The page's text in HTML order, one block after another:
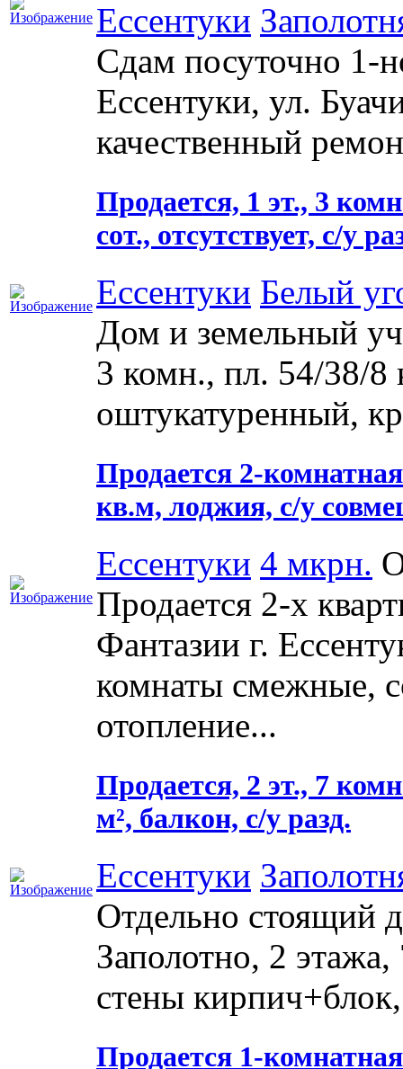
Ессентуки
Сдам посуточно 1-
Ессентуки, ул.
качественный
Продается, 1 эт., 3
сот., отсутствует, с/у
Ессентуки Белый
Дом и земельный
3 комн., пл. 54/38/8
оштукатуренный,
Продается 2-
кв.м, лоджия, с/у
Ессентуки 4 мкрн.
Продается 2-х
Фантазии г.
комнаты смежные,
отопление...
Продается, 2 эт., 7
м², балкон, с/у разд.
Ессентуки
Отдельно стоящий
Заполотно, 2
стены
Продается 1-